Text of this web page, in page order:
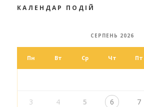
КАЛЕНДАР ПОДІЙ
СЕРПЕНЬ 2026
Пн Вт Ср Чт Пт
3 4 5 6 7